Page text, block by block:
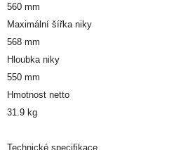
560 mm
Maximální šířka niky
568 mm
Hloubka niky
550 mm
Hmotnost netto
31.9 kg
Technické specifikace